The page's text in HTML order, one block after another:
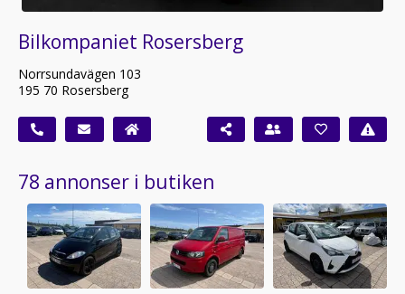
Bilkompaniet Rosersberg
Norrsundavägen 103
195 70 Rosersberg
78 annonser i butiken